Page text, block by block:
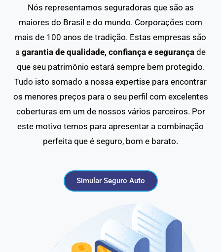
Nós representamos seguradoras que são as
maiores do Brasil e do mundo. Corporações com
mais de 100 anos de tradição. Estas empresas são
a garantia de qualidade, confiança e segurança de
que seu patrimônio estará sempre bem protegido.
Tudo isto somado a nossa expertise para encontrar
os menores preços para o seu perfil com excelentes
coberturas em um de nossos vários parceiros. Por
este motivo temos para apresentar a combinação
perfeita que é seguro, bom e barato.
Simular Seguro Auto